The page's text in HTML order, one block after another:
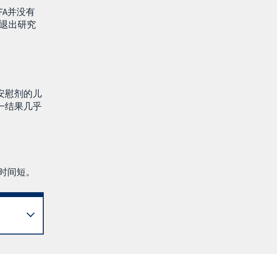
并没有
出研究
慰剂的儿
结果几乎
短。